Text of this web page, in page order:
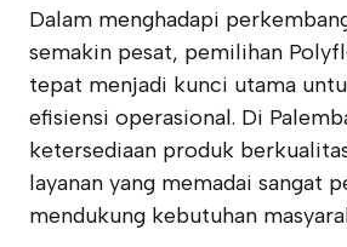
Dalam menghadapi
semakin pesat, pemilihan
tepat menjadi kunci utama
efisiensi operasional. Di
ketersediaan produk
layanan yang memadai sangat
mendukung kebutuhan